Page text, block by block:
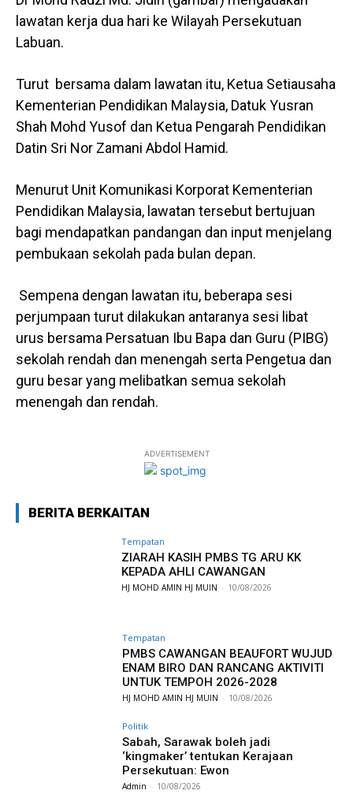
lawatan kerja dua hari ke Wilayah Persekutuan
Labuan.
Turut bersama dalam lawatan itu, Ketua Setiausaha
Kementerian Pendidikan Malaysia, Datuk Yusran
Shah Mohd Yusof dan Ketua Pengarah Pendidikan
Datin Sri Nor Zamani Abdol Hamid.
Menurut Unit Komunikasi Korporat Kementerian
Pendidikan Malaysia, lawatan tersebut bertujuan
bagi mendapatkan pandangan dan input menjelang
pembukaan sekolah pada bulan depan.
Sempena dengan lawatan itu, beberapa sesi
perjumpaan turut dilakukan antaranya sesi libat
urus bersama Persatuan Ibu Bapa dan Guru (PIBG)
sekolah rendah dan menengah serta Pengetua dan
guru besar yang melibatkan semua sekolah
menengah dan rendah.
ADVERTISEMENT
BERITA BERKAITAN
Tempatan
ZIARAH KASIH PMBS TG ARU KK
KEPADA AHLI CAWANGAN
HJ MOHD AMIN HJ MUIN - 10/08/2026
Tempatan
PMBS CAWANGAN BEAUFORT WUJUD
ENAM BIRO DAN RANCANG AKTIVITI
UNTUK TEMPOH 2026-2028
HJ MOHD AMIN HJ MUIN - 10/08/2026
Politik
Sabah, Sarawak boleh jadi
‘kingmaker’ tentukan Kerajaan
Persekutuan: Ewon
Admin - 10/08/2026